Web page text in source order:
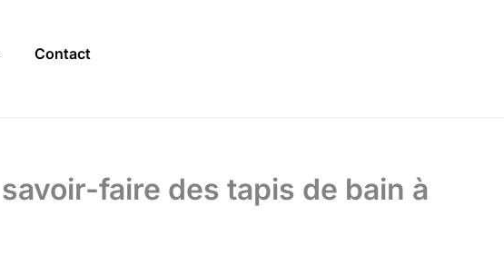
Contact
faire des tapis de bain à